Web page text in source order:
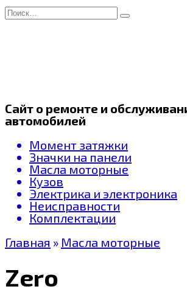
Перейти
к
Search
for:
Сайт о ремонте и
автомобилей
Момент затяжки
Значки на панели
Масла моторные
Кузов
Электрика и электроника
Неисправности
Комплектации
Главная » Масла моторные
Zero